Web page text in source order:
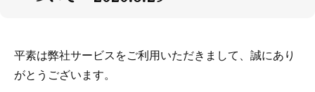
平素は弊社サービスをご利用いただきまして、誠にあり
がとうございます。